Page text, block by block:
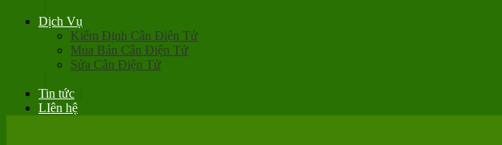
Dịch Vụ
Kiểm Định Cân Điện Tử
Mua Bán Cân Điện Tử
Sửa Cân Điện Tử
Tin tức
LIên hệ